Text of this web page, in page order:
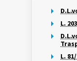
L.
L.